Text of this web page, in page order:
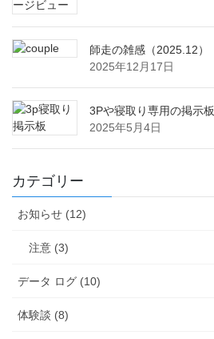
師走の雑感（2025.12）
2025年12月17日
3Pや寝取り専用の掲示板
2025年5月4日
カテゴリー
お知らせ (12)
注意 (3)
データ ログ (10)
体験談 (8)